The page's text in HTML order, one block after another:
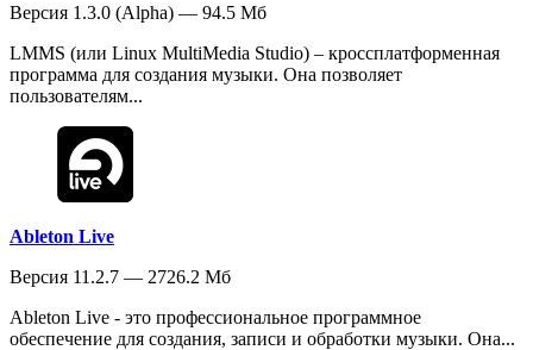
Версия 1.3.0 (Alpha) — 94.5 Мб
LMMS (или Linux MultiMedia Studio) – кроссплатформенная
программа для создания музыки. Она позволяет
пользователям...
Ableton Live
Версия 11.2.7 — 2726.2 Мб
Ableton Live - это профессиональное программное
обеспечение для создания, записи и обработки музыки. Она...